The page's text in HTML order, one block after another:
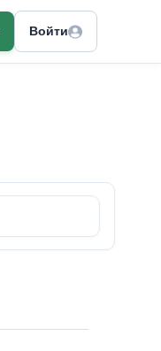
Войти